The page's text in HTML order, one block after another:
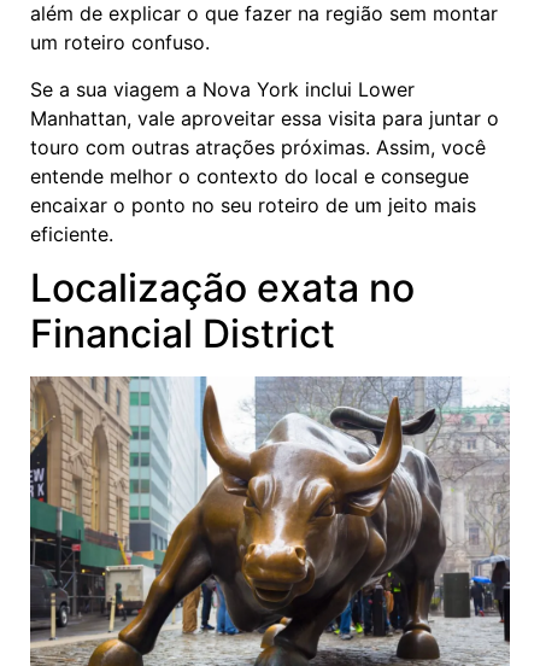
além de explicar o que fazer na região sem montar
um roteiro confuso.
Se a sua viagem a Nova York inclui Lower
Manhattan, vale aproveitar essa visita para juntar o
touro com outras atrações próximas. Assim, você
entende melhor o contexto do local e consegue
encaixar o ponto no seu roteiro de um jeito mais
eficiente.
Localização exata no
Financial District